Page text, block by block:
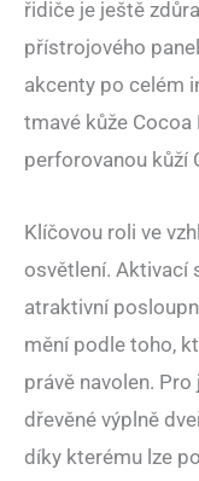
řidiče je ještě
přístrojového
akcenty po celém
tmavé kůže Cocoa
perforovanou kůží
Klíčovou roli ve
osvětlení. Aktivací
atraktivní
mění podle toho,
právě navolen.
dřevěné výplně
díky kterému lze